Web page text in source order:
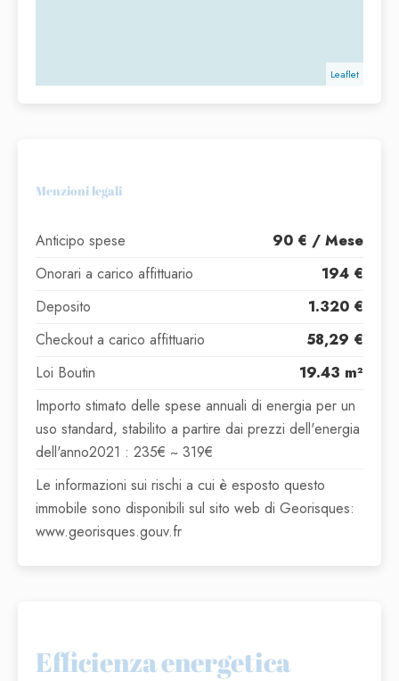
Leaflet
Menzioni legali
Anticipo spese
90 € / Mese
Onorari a carico affittuario
194 €
Deposito
1.320 €
Checkout a carico affittuario
58,29 €
Loi Boutin
19.43 m²
Importo stimato delle spese annuali di energia per un
uso standard, stabilito a partire dai prezzi dell'energia
dell'anno2021 : 235€ ~ 319€
Le informazioni sui rischi a cui è esposto questo
immobile sono disponibili sul sito web di Georisques:
www.georisques.gouv.fr
Efficienza energetica